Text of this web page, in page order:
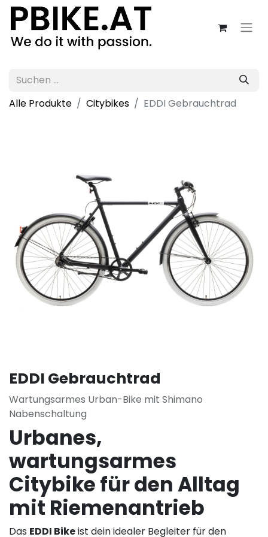
Alle Produkte Citybikes EDDI Gebrauchtrad
EDDI Gebrauchtrad
Wartungsarmes Urban-Bike mit Shimano
Nabenschaltung
Urbanes,
wartungsarmes
Citybike für den Alltag
mit Riemenantrieb
Das EDDI Bikeist dein idealer Begleiter für den